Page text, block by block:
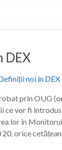
DEX
prin OUG
ce vor fi
lor în
orice